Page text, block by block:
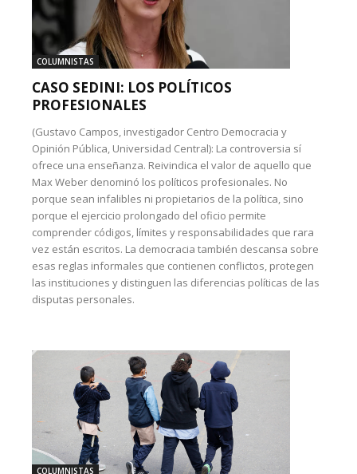
COLUMNISTAS
CASO SEDINI: LOS POLÍTICOS
PROFESIONALES
(Gustavo Campos, investigador Centro Democracia y
Opinión Pública, Universidad Central): La controversia sí
ofrece una enseñanza. Reivindica el valor de aquello que
Max Weber denominó los políticos profesionales. No
porque sean infalibles ni propietarios de la política, sino
porque el ejercicio prolongado del oficio permite
comprender códigos, límites y responsabilidades que rara
vez están escritos. La democracia también descansa sobre
esas reglas informales que contienen conflictos, protegen
las instituciones y distinguen las diferencias políticas de las
disputas personales.
COLUMNISTAS